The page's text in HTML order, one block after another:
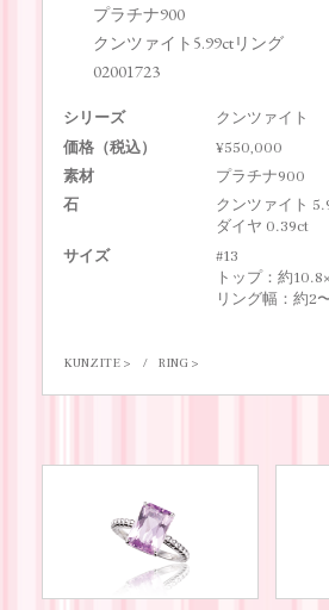
プラチナ900
クンツァイト5.99ctリング
02001723
シリーズ
クンツァイト
価格（税込）
¥550,000
素材
プラチナ900
石
クンツァイト
ダイヤ 0.39ct
サイズ
#13
トップ：約
リング幅：約2
KUNZITE RING